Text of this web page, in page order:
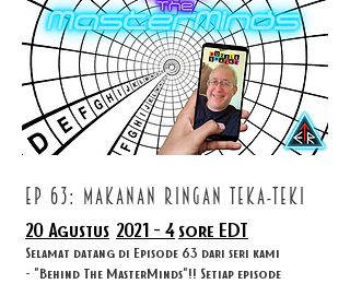
ep 63: makanan ringan teka-teki
20 Agustus 2021 - 4 sore EDT
Selamat datang di Episode 63 dari seri kami
- "Behind The MasterMinds"!! Setiap episode